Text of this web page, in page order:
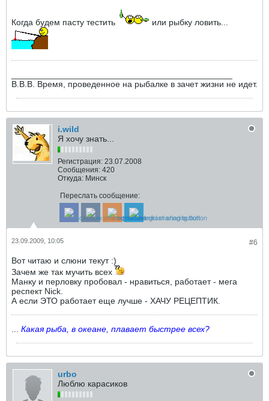
Когда будем пасту тестить или рыбку ловить...
В.В.В. Время, проведенное на рыбалке в зачет жизни не идет.
i.wild
Я хочу знать...
Регистрация: 23.07.2008
Сообщения: 420
Откуда: Минск
Переслать сообщение:
#6
23.09.2009, 10:05
Вот читаю и слюни текут :)
Зачем же так мучить всех
Манку и перловку пробовал - нравиться, работает - мега
респект Nick.
А если ЭТО работает еще лучше - ХАЧУ РЕЦЕПТИК.
Какая рыба, в океане, плавает быстрее всех?
urbo
Люблю карасиков